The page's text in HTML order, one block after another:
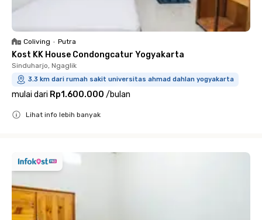
Coliving • Putra
Kost KK House Condongcatur Yogyakarta
Sinduharjo, Ngaglik
3.3 km dari rumah sakit universitas ahmad dahlan yogyakarta
mulai dari Rp1.600.000 /bulan
Lihat info lebih banyak